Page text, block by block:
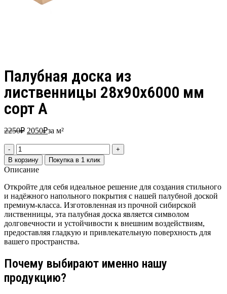
Палубная доска из
лиственницы 28х90х6000 мм
сорт А
2250₽ 2050₽за м²
В корзину Покупка в 1 клик
Описание
Откройте для себя идеальное решение для создания стильного
и надёжного напольного покрытия с нашей палубной доской
премиум-класса. Изготовленная из прочной сибирской
лиственницы, эта палубная доска является символом
долговечности и устойчивости к внешним воздействиям,
предоставляя гладкую и привлекательную поверхность для
вашего пространства.
Почему выбирают именно нашу
продукцию?